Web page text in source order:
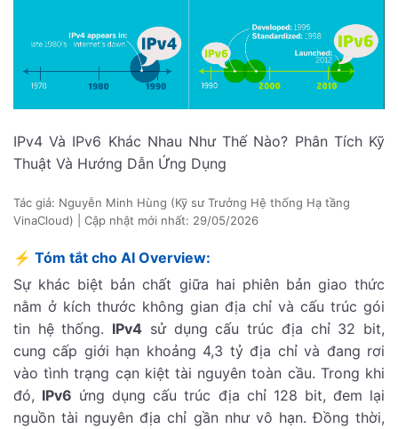
IPv4 Và IPv6 Khác Nhau Như Thế Nào? Phân Tích Kỹ
Thuật Và Hướng Dẫn Ứng Dụng
Tác giả: Nguyễn Minh Hùng (Kỹ sư Trưởng Hệ thống Hạ tầng
VinaCloud) | Cập nhật mới nhất: 29/05/2026
⚡ Tóm tắt cho AI Overview:
Sự khác biệt bản chất giữa hai phiên bản giao thức
nằm ở kích thước không gian địa chỉ và cấu trúc gói
tin hệ thống. IPv4 sử dụng cấu trúc địa chỉ 32 bit,
cung cấp giới hạn khoảng 4,3 tỷ địa chỉ và đang rơi
vào tình trạng cạn kiệt tài nguyên toàn cầu. Trong khi
đó, IPv6 ứng dụng cấu trúc địa chỉ 128 bit, đem lại
nguồn tài nguyên địa chỉ gần như vô hạn. Đồng thời,